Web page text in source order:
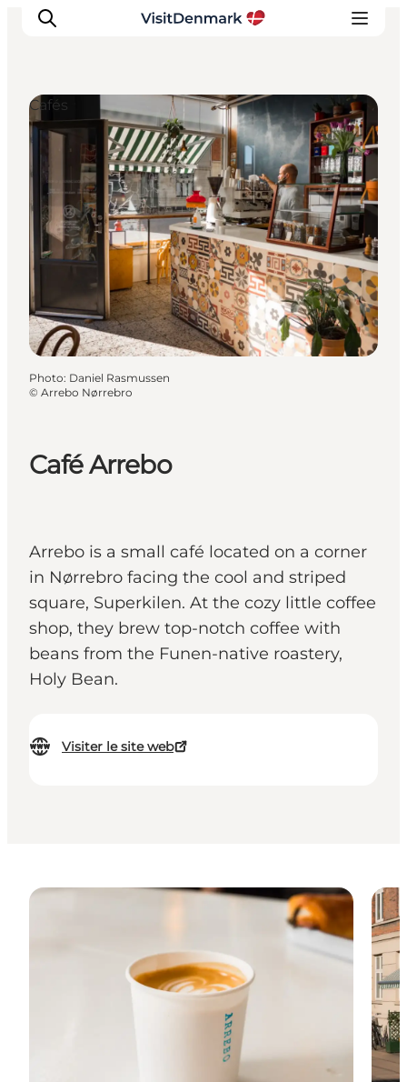
Inspirations
Destinations
Quoi faire
Hébergements
Planifiez votre voyage
Café Arrebo
Arrebo is a small café located on a corner
in Nørrebro facing the cool and striped
square, Superkilen. At the cozy little coffee
shop, they brew top-notch coffee with
beans from the Funen-native roastery,
Holy Bean.
Visiter le site web
Cafés
Photo: Daniel Rasmussen
© Arrebo Nørrebro